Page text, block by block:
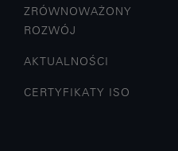
ZRÓWNOWAŻONY
ROZWÓJ
AKTUALNOŚCI
CERTYFIKATY ISO